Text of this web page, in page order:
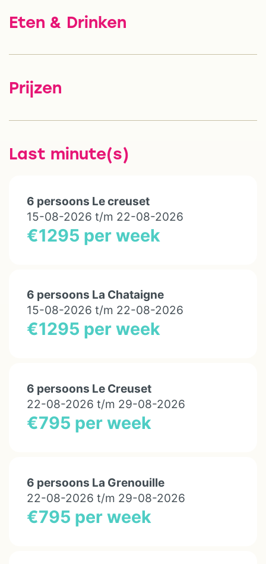
Eten & Drinken
Prijzen
Last minute(s)
6 persoons Le creuset
15-08-2026 t/m 22-08-2026
€1295 per week
6 persoons La Chataigne
15-08-2026 t/m 22-08-2026
€1295 per week
6 persoons Le Creuset
22-08-2026 t/m 29-08-2026
€795 per week
6 persoons La Grenouille
22-08-2026 t/m 29-08-2026
€795 per week